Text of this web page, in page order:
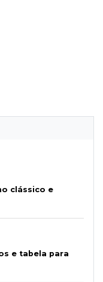
clássico e
e tabela para